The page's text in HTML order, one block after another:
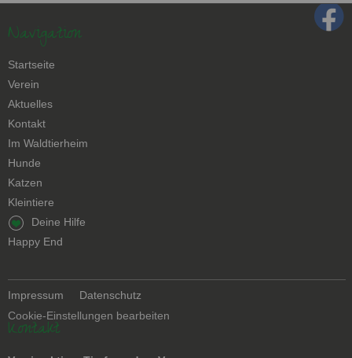
Navigation
Navigation
überspringen
Startseite
Verein
Aktuelles
Kontakt
Navigation
überspringen
Im Waldtierheim
Hunde
Katzen
Kleintiere
Navigation
überspringen
Deine Hilfe
Happy End
Navigation
überspringen
Impressum
Datenschutz
Cookie-Einstellungen bearbeiten
Kontakt